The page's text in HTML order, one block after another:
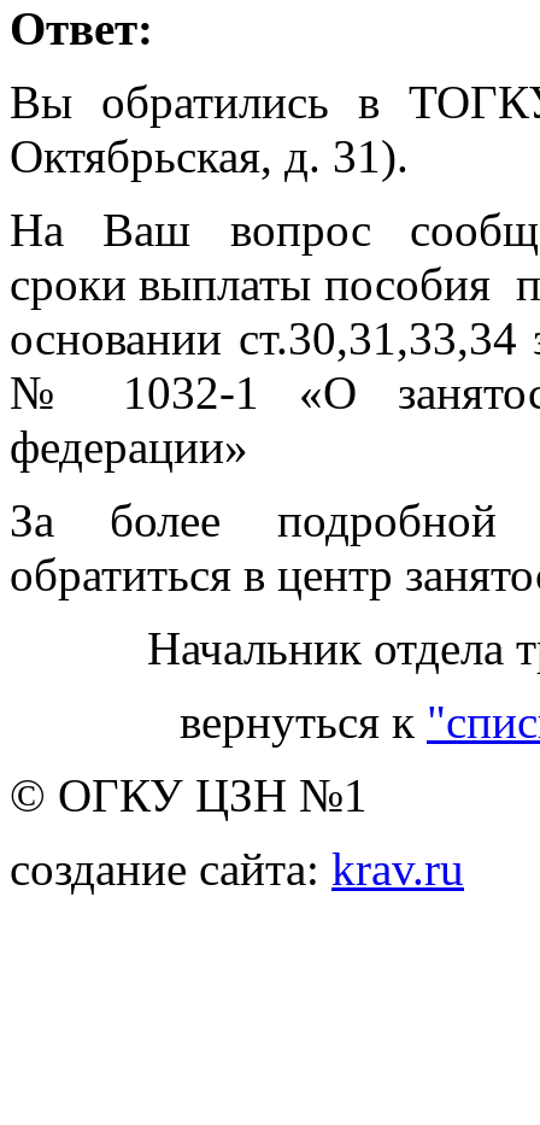
Ответ:
Вы обратились в
Октябрьская, д. 31).
На Ваш вопрос
сроки выплаты пособия
основании
№ 1032-1 «О
федерации»
За более подробной
обратиться в центр
Начальник отдела
вернуться к
© ОГКУ ЦЗН №1
создание сайта: krav.ru